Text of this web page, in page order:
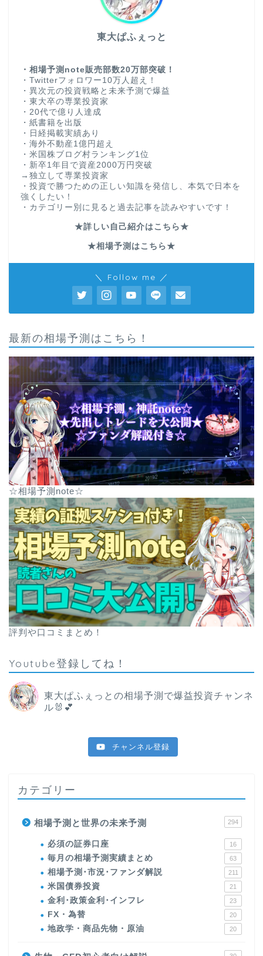
東大ぱふぇっと
・相場予測note販売部数20万部突破！
・Twitterフォロワー10万人超え！
・異次元の投資戦略と未来予測で爆益
・東大卒の専業投資家
・20代で億り人達成
・紙書籍を出版
・日経掲載実績あり
・海外不動産1億円超え
・米国株ブログ村ランキング1位
・新卒1年目で資産2000万円突破
→独立して専業投資家
・投資で勝つための正しい知識を発信し、本気で日本を
強くしたい！
・カテゴリー別に見ると過去記事を読みやすいです！
★詳しい自己紹介はこちら★
★相場予測はこちら★
＼ Follow me ／
最新の相場予測はこちら！
☆相場予測note☆
評判や口コミまとめ！
Youtube登録してね！
東大ぱふぇっとの相場予測で爆益投資チャンネ
ル🐰💕
チャンネル登録
カテゴリー
相場予測と世界の未来予測 294
必須の証券口座 16
毎月の相場予測実績まとめ 63
相場予測･市況･ファンダ解説 211
米国債券投資 21
金利･政策金利･インフレ 23
FX・為替 20
地政学・商品先物・原油 20